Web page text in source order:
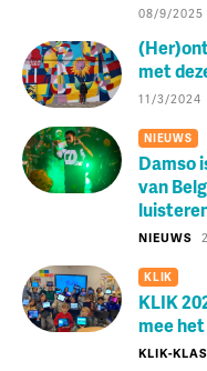
08/9/2025
met
11/3/2024
NIEUWS
Damso
van
NIEUWS
KLIK
KLIK
mee
KLIK-